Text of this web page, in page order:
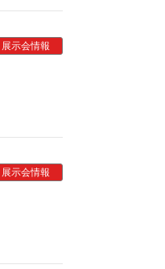
展示会情報
展示会情報